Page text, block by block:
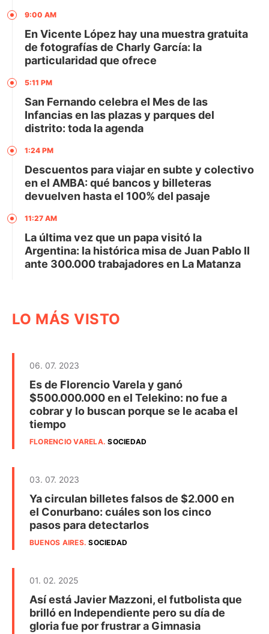
9:00 AM
En Vicente López hay una muestra gratuita
de fotografías de Charly García: la
particularidad que ofrece
5:11 PM
San Fernando celebra el Mes de las
Infancias en las plazas y parques del
distrito: toda la agenda
1:24 PM
Descuentos para viajar en subte y colectivo
en el AMBA: qué bancos y billeteras
devuelven hasta el 100% del pasaje
11:27 AM
La última vez que un papa visitó la
Argentina: la histórica misa de Juan Pablo II
ante 300.000 trabajadores en La Matanza
LO MÁS VISTO
06. 07. 2023
Es de Florencio Varela y ganó
$500.000.000 en el Telekino: no fue a
cobrar y lo buscan porque se le acaba el
tiempo
FLORENCIO VARELA.SOCIEDAD
03. 07. 2023
Ya circulan billetes falsos de $2.000 en
el Conurbano: cuáles son los cinco
pasos para detectarlos
BUENOS AIRES.SOCIEDAD
01. 02. 2025
Así está Javier Mazzoni, el futbolista que
brilló en Independiente pero su día de
gloria fue por frustrar a Gimnasia